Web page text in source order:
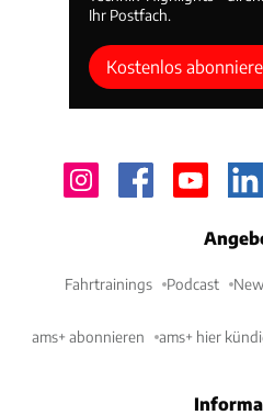
Ihr Postfach.
Kostenlos
Fahrtrainings Podcast
ams+ abonnieren ams+ hier